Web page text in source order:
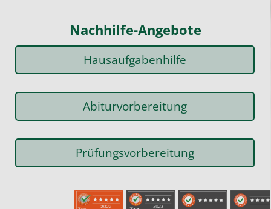
Nachhilfe-Angebote
Hausaufgabenhilfe
Abiturvorbereitung
Prüfungsvorbereitung